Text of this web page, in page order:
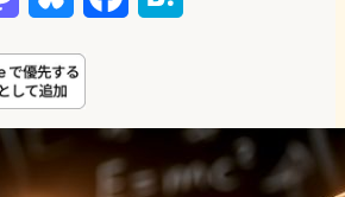
s
t
u
e
e
b
e
n